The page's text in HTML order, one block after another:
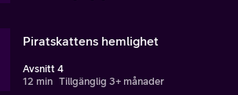
Piratskattens hemlighet
Avsnitt 4
12 min Tillgänglig 3+ månader